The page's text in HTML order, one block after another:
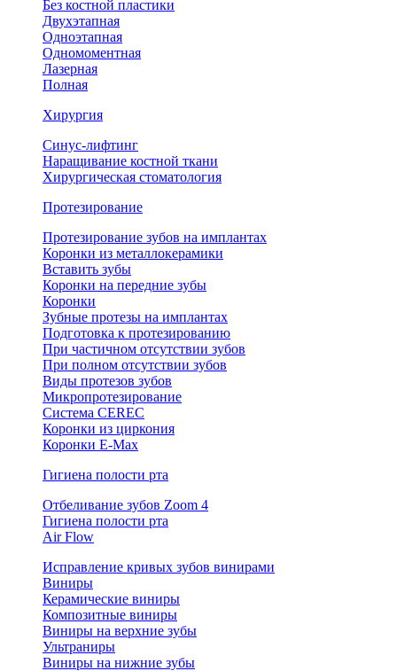
Без костной пластики
Двухэтапная
Одноэтапная
Одномоментная
Лазерная
Полная
Хирургия
Синус-лифтинг
Наращивание костной ткани
Хирургическая стоматология
Протезирование
Протезирование зубов на имплантах
Коронки из металлокерамики
Вставить зубы
Коронки на передние зубы
Коронки
Зубные протезы на имплантах
Подготовка к протезированию
При частичном отсутствии зубов
При полном отсутствии зубов
Виды протезов зубов
Микропротезирование
Система CEREC
Коронки из циркония
Коронки E-Max
Гигиена полости рта
Отбеливание зубов Zoom 4
Гигиена полости рта
Air Flow
Исправление кривых зубов винирами
Виниры
Керамические виниры
Композитные виниры
Виниры на верхние зубы
Ультраниры
Виниры на нижние зубы